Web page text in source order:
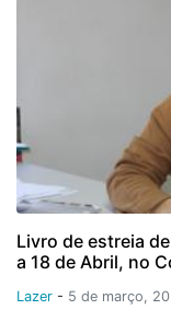
Livro de estreia
a 18 de Abril, no
Lazer - 5 de março,